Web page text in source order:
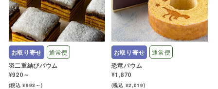
お取り寄せ 通常便
羽二重結びバウム
¥920～
(税込 ¥993～)
お取り寄せ 通常便
恐竜バウム
¥1,870
(税込 ¥2,019)